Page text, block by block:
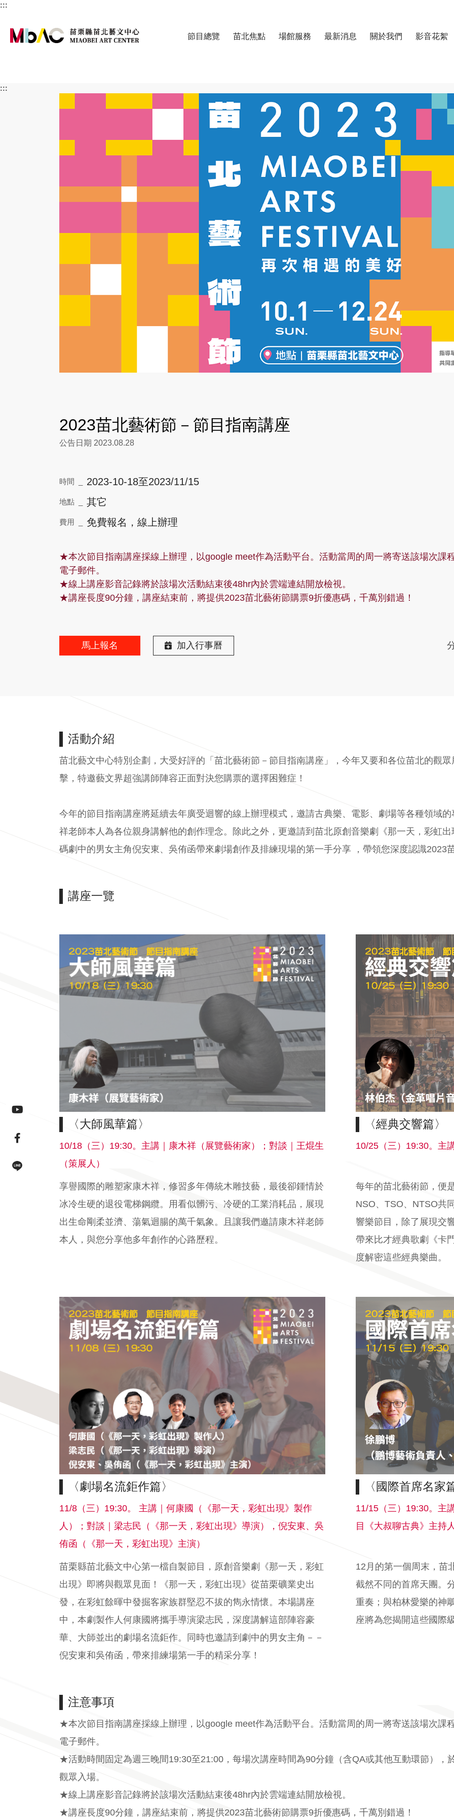
:::
節目總覽 苗北焦點 場館服務 最新消息 關於我們 影音花絮
:::
2023苗北藝術節－節目指南講座
公告日期 2023.08.28
時間 _ 2023-10-18至2023/11/15
地點 _ 其它
費用 _ 免費報名，線上辦理
★本次節目指南講座採線上辦理，以google meet作為活動平台。活動當周的周一將寄送該場次課
電子郵件。
★線上講座影音記錄將於該場次活動結束後48hr內於雲端連結開放檢視。
★講座長度90分鐘，講座結束前，將提供2023苗北藝術節購票9折優惠碼，千萬別錯過！
馬上報名 加入行事曆
活動介紹
苗北藝文中心特別企劃，大受好評的「苗北藝術節－節目指南講座」，今年又要和各位苗北的觀
擊，特邀藝文界超強講師陣容正面對決您購票的選擇困難症！
今年的節目指南講座將延續去年廣受迴響的線上辦理模式，邀請古典樂、電影、劇場等各種領域
祥老師本人為各位親身講解他的創作理念。除此之外，更邀請到苗北原創音樂劇《那一天，彩虹
碼劇中的男女主角倪安東、吳侑函帶來劇場創作及排練現場的第一手分享 ，帶領您深度認識2023
講座一覽
〈大師風華篇〉 〈經典交響篇〉
10/18（三）19:30。主講｜康木祥（展覽藝術家）；對談｜王焜生
（策展人）
10/25（三）19:30。主
享譽國際的雕塑家康木祥，修習多年傳統木雕技藝，最後卻鍾情於
冰冷生硬的退役電梯鋼纜。用看似髒污、冷硬的工業消耗品，展現
出生命剛柔並濟、蕩氣迴腸的萬千氣象。且讓我們邀請康木祥老師
本人，與您分享他多年創作的心路歷程。
每年的苗北藝術節，便
NSO、TSO、NTSO共
響樂節目，除了展現交
帶來比才經典歌劇《卡
度解密這些經典樂曲。
〈劇場名流鉅作篇〉 〈國際首席名家
11/8（三）19:30。 主講｜何康國（《那一天，彩虹出現》製作
人）；對談｜梁志民（《那一天，彩虹出現》導演），倪安東、吳
侑函（《那一天，彩虹出現》主演）
11/15（三）19:30。主
目《大叔聊古典》主持
苗栗縣苗北藝文中心第一檔自製節目，原創音樂劇《那一天，彩虹
出現》即將與觀眾見面！《那一天，彩虹出現》從苗栗礦業史出
發，在彩虹餘暉中發掘客家族群堅忍不拔的雋永情懷。本場講座
中，本劇製作人何康國將攜手導演梁志民，深度講解這部陣容豪
華、大師並出的劇場名流鉅作。同時也邀請到劇中的男女主角－－
倪安東和吳侑函，帶來排練場第一手的精采分享！
12月的第一個周末，苗
截然不同的首席天團。
重奏；與柏林愛樂的神
座將為您揭開這些國際
注意事項
★本次節目指南講座採線上辦理，以google meet作為活動平台。活動當周的周一將寄送該場次課
電子郵件。
★活動時間固定為週三晚間19:30至21:00，每場次講座時間為90分鐘（含QA或其他互動環節），
觀眾入場。
★線上講座影音記錄將於該場次活動結束後48hr內於雲端連結開放檢視。
★講座長度90分鐘，講座結束前，將提供2023苗北藝術節購票9折優惠碼，千萬別錯過！
youtube連結(另開視窗)
line連結(另開視窗)